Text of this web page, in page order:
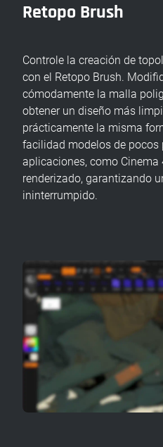
Retopo Brush
Controle la creación de
con el Retopo Brush.
cómodamente la malla
obtener un diseño más
prácticamente la misma
facilidad modelos de pocos
aplicaciones, como Cinema
renderizado, garantizando
ininterrumpido.